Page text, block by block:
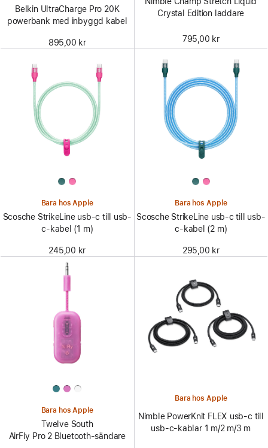
Belkin UltraCharge Pro 20K
powerbank med inbyggd kabel
895,00 kr
Crystal Edition laddare
795,00 kr
Bara hos Apple
Scosche StrikeLine usb-c till usb-
c-kabel (1 m)
245,00 kr
Bara hos Apple
Scosche StrikeLine usb-c till usb-
c-kabel (2 m)
295,00 kr
Bara hos Apple
Twelve South
AirFly Pro 2 Bluetooth-sändare
Bara hos Apple
Nimble PowerKnit FLEX usb-c till
usb-c-kablar 1 m/2 m/3 m